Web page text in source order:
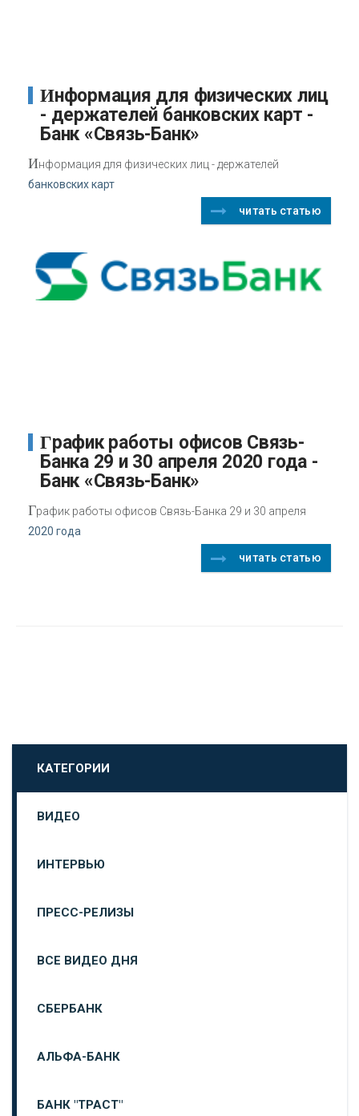
Информация для физических лиц
- держателей банковских карт -
Банк «Связь-Банк»
Информация для физических лиц - держателей
банковских карт
читать статью
График работы офисов Связь-
Банка 29 и 30 апреля 2020 года -
Банк «Связь-Банк»
График работы офисов Связь-Банка 29 и 30 апреля
2020 года
читать статью
КАТЕГОРИИ
ВИДЕО
ИНТЕРВЬЮ
ПРЕСС-РЕЛИЗЫ
ВСЕ ВИДЕО ДНЯ
СБЕРБАНК
АЛЬФА-БАНК
БАНК "ТРАСТ"